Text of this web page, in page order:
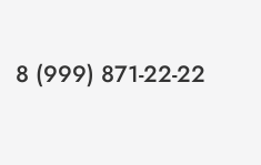
8 (999) 871-22-22